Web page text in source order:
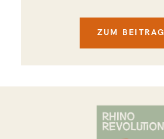
ZUM BEITRAG